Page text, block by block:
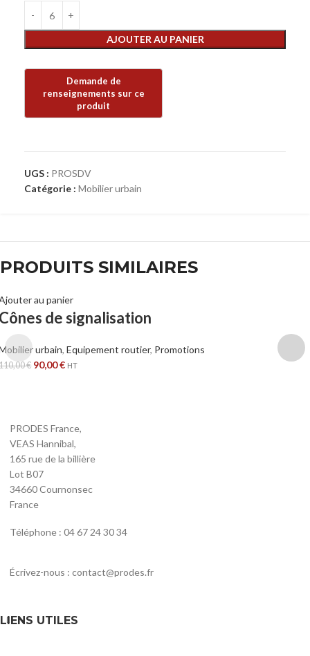
AJOUTER AU PANIER
UGS : PROSDV
Catégorie : Mobilier urbain
PRODUITS SIMILAIRES
au panier
de signalisation
urbain,Equipement routier, Promotions
€ 90,00€ HT
PRODES France,
VEAS Hannibal,
165 rue de la billière
Lot B07
34660 Cournonsec
France
Téléphone : 04 67 24 30 34
Écrivez-nous : contact@prodes.fr
LIENS UTILES